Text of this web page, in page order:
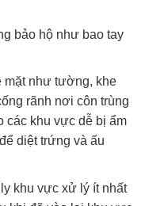
bảo hộ như bao tay
mặt như tường, khe
rãnh nơi côn trùng
các khu vực dễ bị ẩm
diệt trứng và ấu
khu vực xử lý ít nhất